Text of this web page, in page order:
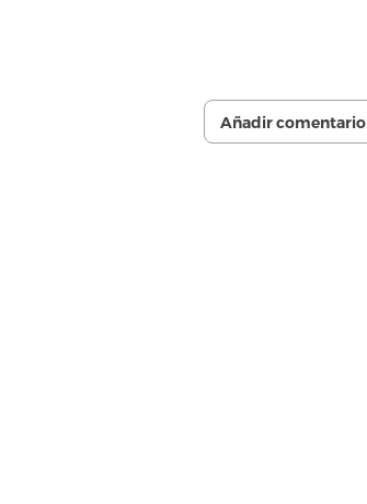
Añadir comentario